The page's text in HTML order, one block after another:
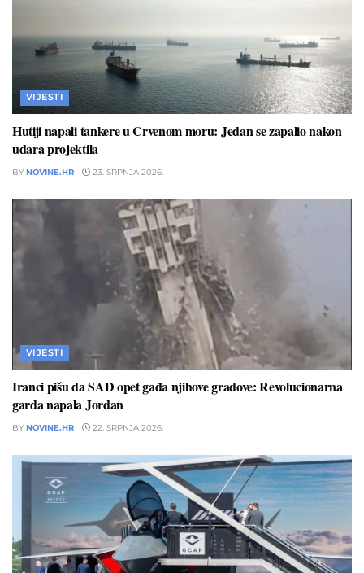
VIJESTI
Hutiji napali tankere u Crvenom moru: Jedan se zapalio nakon
udara projektila
BY NOVINE.HR 23. SRPNJA 2026.
VIJESTI
Iranci pišu da SAD opet gađa njihove gradove: Revolucionarna
garda napala Jordan
BY NOVINE.HR 22. SRPNJA 2026.